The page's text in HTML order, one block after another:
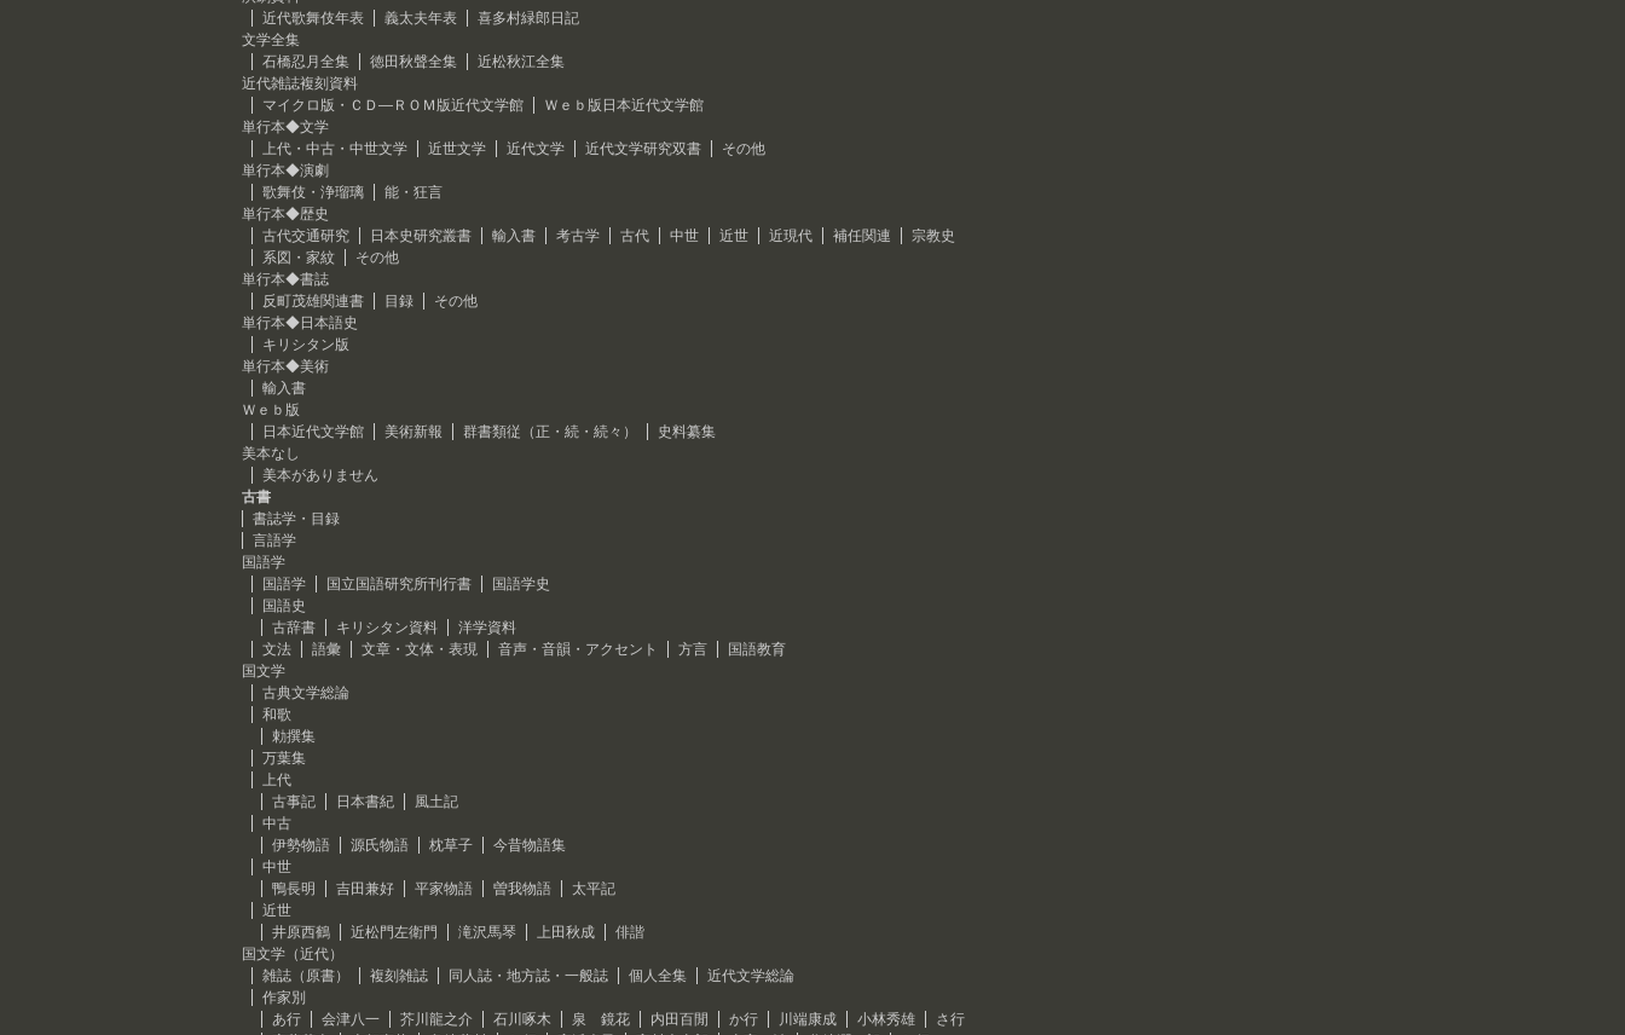
近代歌舞伎年表
義太夫年表
喜多村緑郎日記
文学全集
石橋忍月全集
徳田秋聲全集
近松秋江全集
近代雑誌複刻資料
マイクロ版・ＣＤ―ＲＯＭ版近代文学館
Ｗｅｂ版日本近代文学館
単行本◆文学
上代・中古・中世文学
近世文学 近代文学 近代文学研究双書
その他
単行本◆演劇
歌舞伎・浄瑠璃
能・狂言
単行本◆歴史
古代交通研究
日本史研究叢書 輸入書 考古学 古代 中世 近世 近現代 補任関連
宗教史
系図・家紋
その他
単行本◆書誌
反町茂雄関連書
目録
その他
単行本◆日本語史
キリシタン版
単行本◆美術
輸入書
Ｗｅｂ版
日本近代文学館
美術新報 群書類従（正・続・続々）
史料纂集
美本なし
美本がありません
古書
書誌学・目録
言語学
国語学
国語学
国立国語研究所刊行書
国語学史
国語史
古辞書
キリシタン資料
洋学資料
文法
語彙 文章・文体・表現 音声・音韻・アクセント 方言
国語教育
国文学
古典文学総論
和歌
勅撰集
万葉集
上代
古事記
日本書紀
風土記
中古
伊勢物語
源氏物語 枕草子
今昔物語集
中世
鴨長明
吉田兼好 平家物語 曽我物語
太平記
近世
井原西鶴
近松門左衛門 滝沢馬琴 上田秋成
俳諧
国文学（近代）
雑誌（原書）
複刻雑誌 同人誌・地方誌・一般誌 個人全集
近代文学総論
作家別
あ行
会津八一 芥川龍之介 石川啄木 泉 鏡花 内田百閒 か行 川端康成 小林秀雄
さ行